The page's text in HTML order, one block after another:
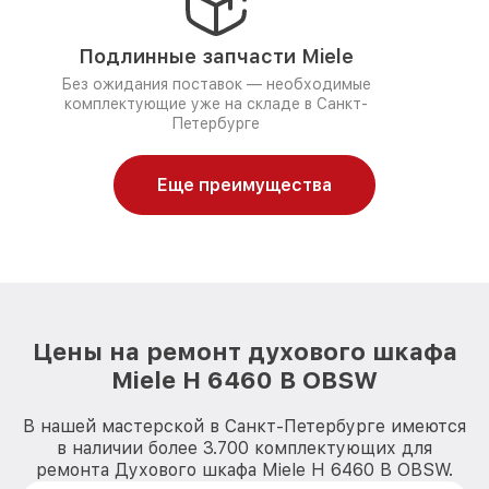
Подлинные запчасти Miele
Без ожидания поставок — необходимые
комплектующие уже на складе в Санкт-
Петербурге
Еще преимущества
Цены на ремонт духового шкафа
Miele H 6460 B OBSW
В нашей мастерской в Санкт-Петербурге имеются
в наличии более 3.700 комплектующих для
ремонта Духового шкафа Miele H 6460 B OBSW.